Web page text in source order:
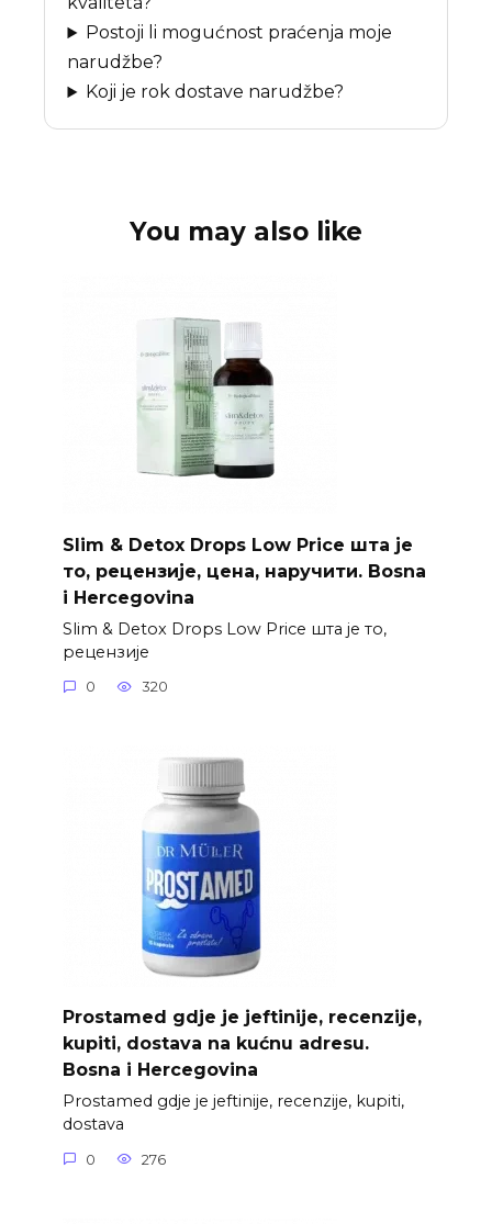
Postoji li mogućnost praćenja moje
narudžbe?
Koji je rok dostave narudžbe?
You may also like
Slim & Detox Drops Low Price шта је
то, рецензије, цена, наручити. Bosna
i Hercegovina
Slim & Detox Drops Low Price шта је то,
рецензије
0 320
Prostamed gdje je jeftinije, recenzije,
kupiti, dostava na kućnu adresu.
Bosna i Hercegovina
Prostamed gdje je jeftinije, recenzije, kupiti,
dostava
0 276